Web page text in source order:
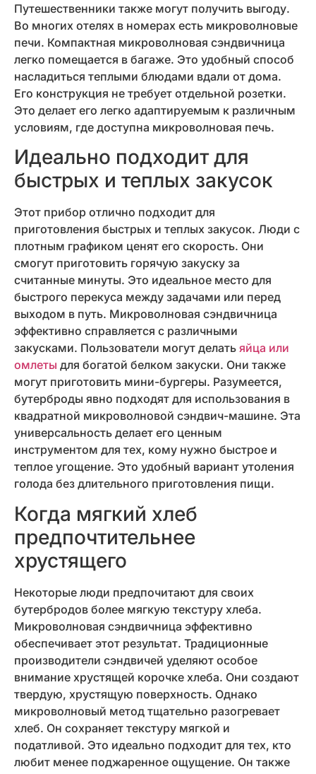
Путешественники также могут получить выгоду.
Во многих отелях в номерах есть микроволновые
печи. Компактная микроволновая сэндвичница
легко помещается в багаже. Это удобный способ
насладиться теплыми блюдами вдали от дома.
Его конструкция не требует отдельной розетки.
Это делает его легко адаптируемым к различным
условиям, где доступна микроволновая печь.
Идеально подходит для
быстрых и теплых закусок
Этот прибор отлично подходит для
приготовления быстрых и теплых закусок. Люди с
плотным графиком ценят его скорость. Они
смогут приготовить горячую закуску за
считанные минуты. Это идеальное место для
быстрого перекуса между задачами или перед
выходом в путь. Микроволновая сэндвичница
эффективно справляется с различными
закусками. Пользователи могут делать яйца или
омлеты для богатой белком закуски. Они также
могут приготовить мини-бургеры. Разумеется,
бутерброды явно подходят для использования в
квадратной микроволновой сэндвич-машине. Эта
универсальность делает его ценным
инструментом для тех, кому нужно быстрое и
теплое угощение. Это удобный вариант утоления
голода без длительного приготовления пищи.
Когда мягкий хлеб
предпочтительнее
хрустящего
Некоторые люди предпочитают для своих
бутербродов более мягкую текстуру хлеба.
Микроволновая сэндвичница эффективно
обеспечивает этот результат. Традиционные
производители сэндвичей уделяют особое
внимание хрустящей корочке хлеба. Они создают
твердую, хрустящую поверхность. Однако
микроволновый метод тщательно разогревает
хлеб. Он сохраняет текстуру мягкой и
податливой. Это идеально подходит для тех, кто
любит менее поджаренное ощущение. Он также